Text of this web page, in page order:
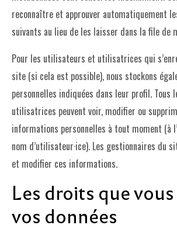
reconnaître et approuver automatiquement
suivants au lieu de les laisser dans la file de
Pour les utilisateurs et utilisatrices qui
site (si cela est possible), nous stockons
personnelles indiquées dans leur profil.
utilisatrices peuvent voir, modifier ou
informations personnelles à tout moment (à
nom d’utilisateur·ice). Les gestionnaires du
et modifier ces informations.
Les droits que
vos données